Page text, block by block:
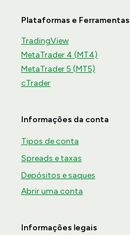
Plataformas e Ferramentas
TradingView
MetaTrader 4 (MT4)
MetaTrader 5 (MT5)
cTrader
Informações da conta
Tipos de conta
Spreads e taxas
Depósitos e saques
Abrir uma conta
Informações legais